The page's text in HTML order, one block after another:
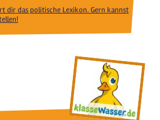
dir das politische Lexikon. Gern kannst